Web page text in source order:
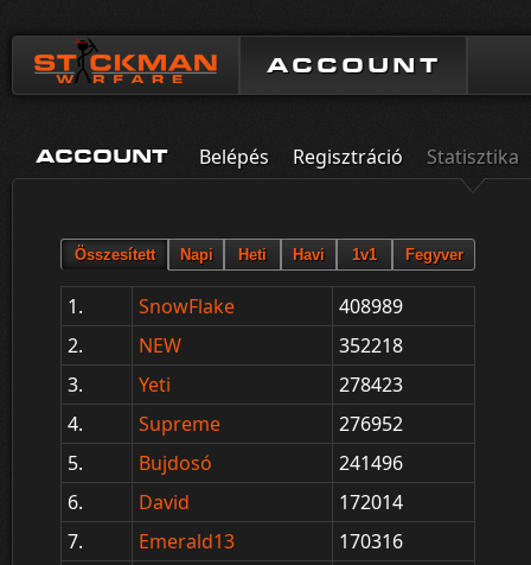
ACCOUNT
ACCOUNT Belépés Regisztráció Statisztika
1. SnowFlake
408989
2.
NEW
352218
3.
Yeti
278423
4.
Supreme
276952
5.
Bujdosó
241496
6.
David
172014
7.
Emerald13
170316